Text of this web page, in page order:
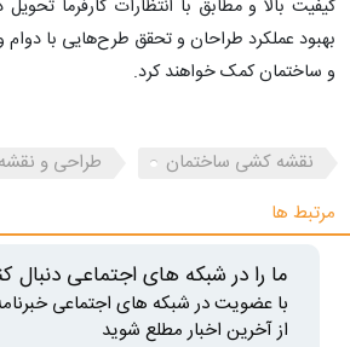
کیفیت بالا و مطابق با انتظارات کارفرما
بهبود عملکرد طراحان و تحقق طرح‌هایی با دوام
و ساختمان کمک خواهند کرد.
نقشه کشی ساختمان
طراحی و
مرتبط ها
ما را در شبکه های اجتماعی دنبال
با عضویت در شبکه های اجتماعی
از آخرین اخبار مطلع شوید